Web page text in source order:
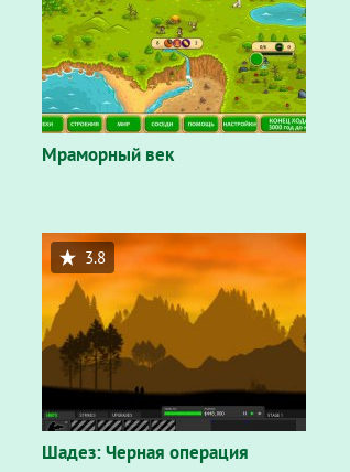
Мраморный век
Шадез: Черная операция
3.8